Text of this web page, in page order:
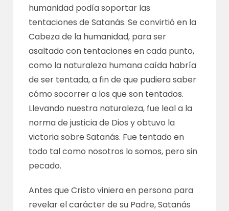
humanidad podía soportar las
tentaciones de Satanás. Se convirtió en la
Cabeza de la humanidad, para ser
asaltado con tentaciones en cada punto,
como la naturaleza humana caída habría
de ser tentada, a fin de que pudiera saber
cómo socorrer a los que son tentados.
Llevando nuestra naturaleza, fue leal a la
norma de justicia de Dios y obtuvo la
victoria sobre Satanás. Fue tentado en
todo tal como nosotros lo somos, pero sin
pecado.
Antes que Cristo viniera en persona para
revelar el carácter de su Padre, Satanás